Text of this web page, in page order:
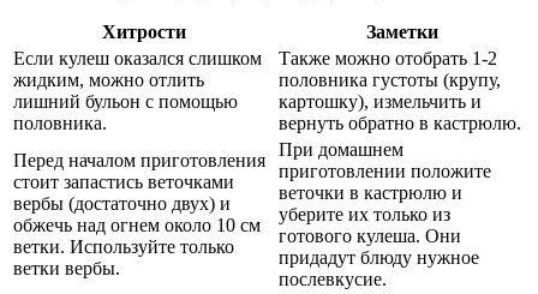
Хитрости
Заметки
Если кулеш оказался слишком
жидким, можно отлить
лишний бульон с помощью
половника.
Также можно отобрать 1-2
половника густоты (крупу,
картошку), измельчить и
вернуть обратно в кастрюлю.
Перед началом приготовления
стоит запастись веточками
вербы (достаточно двух) и
обжечь над огнем около 10 см
ветки. Используйте только
ветки вербы.
При домашнем
приготовлении положите
веточки в кастрюлю и
уберите их только из
готового кулеша. Они
придадут блюду нужное
послевкусие.